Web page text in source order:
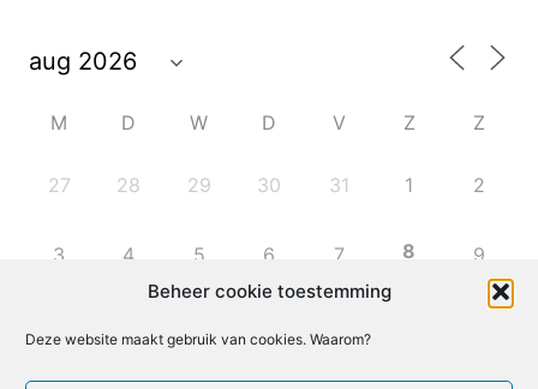
Beheer cookie toestemming
Deze website maakt gebruik van cookies. Waarom?
M D W D V Z Z
27 28 29 30 31 1 2
3 4 5 6 7 8 9